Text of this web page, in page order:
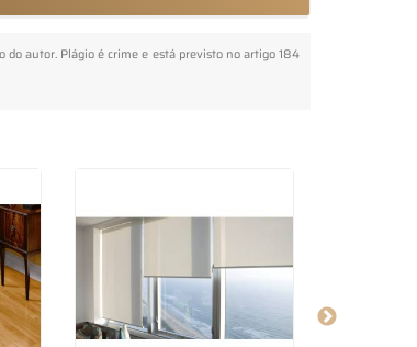
do autor. Plágio é crime e está previsto no artigo 184